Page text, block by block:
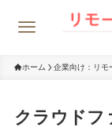
ホーム 企業向け：リモ
クラウドフ